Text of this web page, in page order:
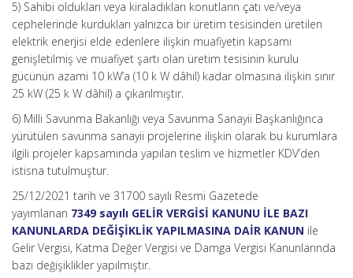
5) Sahibi oldukları veya kiraladıkları konutların çatı ve/veya
cephelerinde kurdukları yalnızca bir üretim tesisinden üretilen
elektrik enerjisi elde edenlere ilişkin muafiyetin kapsamı
genişletilmiş ve muafiyet şartı olan üretim tesisinin kurulu
gücünün azami 10 kW’a (10 k W dâhil) kadar olmasına ilişkin sınır
25 kW (25 k W dâhil) a çıkarılmıştır.
6) Milli Savunma Bakanlığı veya Savunma Sanayii Başkanlığınca
yürütülen savunma sanayii projelerine ilişkin olarak bu kurumlara
ilgili projeler kapsamında yapılan teslim ve hizmetler KDV’den
istisna tutulmuştur.
25/12/2021 tarih ve 31700 sayılı Resmi Gazetede
yayımlanan 7349 sayılı GELİR VERGİSİ KANUNU İLE BAZI
KANUNLARDA DEĞİŞİKLİK YAPILMASINA DAİR KANUN ile
Gelir Vergisi, Katma Değer Vergisi ve Damga Vergisi Kanunlarında
bazı değişiklikler yapılmıştır.